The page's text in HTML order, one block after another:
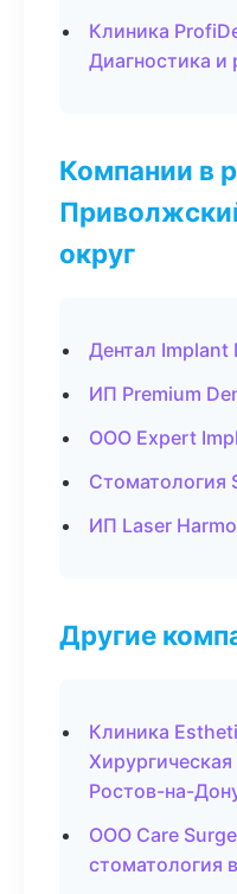
Клиника
Диагностика и
Компании в
округ
Дентал
ИП Premium
ООО Expert
Стоматология
ИП Laser
Другие
Клиника
Ростов-на-
ООО Care
стоматология